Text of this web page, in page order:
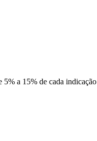
5% a 15% de cada indicação